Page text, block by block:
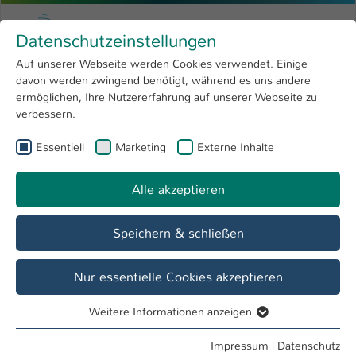
Menu
Forschung 4
Open submenu
Hochschule
International
Zum Hauptinhalt springen
Hochschule Kaiserslautern
Sie sind hier:
Menschen und Projekte
Datenschutzeinstellungen
Auf unserer Webseite werden Cookies verwendet. Einige
davon werden zwingend benötigt, während es uns andere
ermöglichen, Ihre Nutzererfahrung auf unserer Webseite zu
verbessern.
Essentiell Marketing Externe Inhalte
Alle akzeptieren
Speichern & schließen
Nur essentielle Cookies akzeptieren
Essentielle Cookies werden für grundlegende Funktionen
Weitere Informationen anzeigen
Impressum | Datenschutz